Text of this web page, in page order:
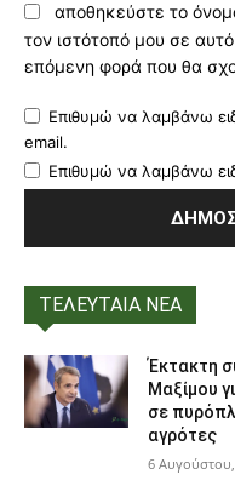
αποθηκεύστε το
τον ιστότοπό μου σε
επόμενη φορά που θα
Επιθυμώ να λαμβάνω
email.
Επιθυμώ να λαμβάνω
ΤΕΛΕΥΤΑΙΑ ΝΕΑ
Έκτακτη
Μαξίμου
σε
αγρότες
6